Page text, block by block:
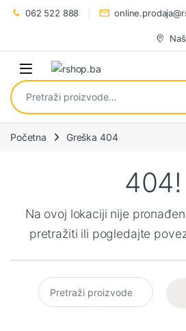
Preskoči na navigaciju
Preskoči na sadržaj
062 522 888
Pretraži:
Početna Greška 404
404!
Na ovoj lokaciji nije
pretražiti ili pogledajte
Pretraži: